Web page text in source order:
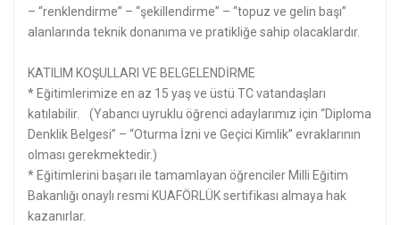
– “renklendirme” – “şekillendirme” – “topuz ve gelin başı”
alanlarında teknik donanıma ve pratikliğe sahip olacaklardır.
KATILIM KOŞULLARI VE BELGELENDİRME
* Eğitimlerimize en az 15 yaş ve üstü TC vatandaşları
katılabilir. (Yabancı uyruklu öğrenci adaylarımız için “Diploma
Denklik Belgesi” – “Oturma İzni ve Geçici Kimlik” evraklarının
olması gerekmektedir.)
* Eğitimlerini başarı ile tamamlayan öğrenciler Milli Eğitim
Bakanlığı onaylı resmi KUAFÖRLÜK sertifikası almaya hak
kazanırlar.